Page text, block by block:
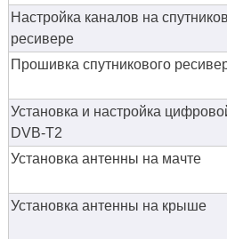
Настройка каналов на
ресивере
Прошивка спутникового
Установка и настройка
DVB-T2
Установка антенны на мачте
Установка антенны на крыше